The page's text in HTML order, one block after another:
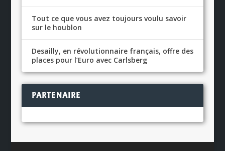
Tout ce que vous avez toujours voulu savoir
sur le houblon
Desailly, en révolutionnaire français, offre des
places pour l’Euro avec Carlsberg
PARTENAIRE